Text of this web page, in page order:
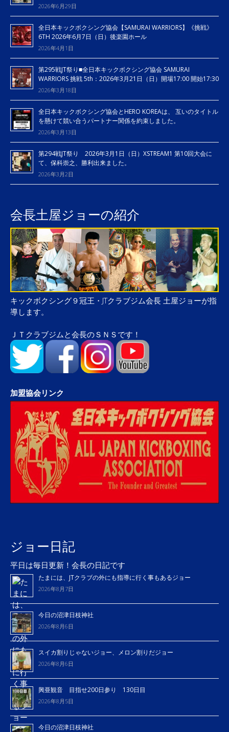
2026年6月29日
全日本キックボクシング協会【SAMURAI WARRIORS】《挑戦》
6TH 2026年6月7日（日）後楽園ホール
2026年4月1日
第295戦JT祭り■全日本キックボクシング協会 SAMURAI
WARRIORS 挑戦 5th：2026年3月21日（日）開場17:00 開始17:30
2026年3月18日
全日本キックボクシング協会とHERO KOREAは、 互いのタイトル
を懸けて競い合うパートナー関係を約束しました。
2026年3月13日
第294戦JT祭り 2026年3月1日（日）XSTREAM1 第10回大会に
て、保科崇之、勝利出来ました。
2026年3月2日
会長土屋ジョーの紹介
キックボクシング９冠王・JTクラブジム会長 土屋ジョーが指
導します。
ＪＴクラブジムと会長のＳＮＳです！
加盟協会リンク
ジョー日記
平日は毎日更新！会長の日記です
たまには、JTクラブの外にも指導に行く事もあるジョー
2026年8月7日
今日の沼津日枝神社
2026年8月6日
スイカ割りじゃないジョー、メロン割りだジョー
2026年8月6日
興亜観音 目指せ200日参り 130日目
2026年8月5日
今日の沼津日枝神社